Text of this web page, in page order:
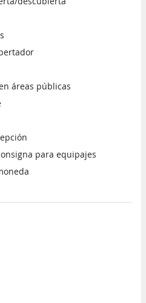
áreas públicas
para equipajes